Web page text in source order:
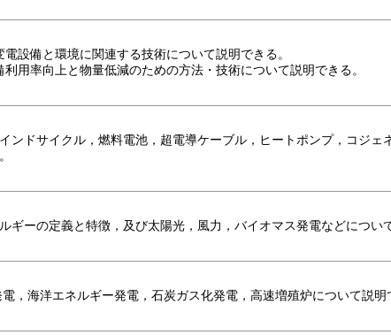
電設備と環境に関連する技術について説明できる。
利用率向上と物量低減のための方法・技術について説明できる。
ンドサイクル，燃料電池，超電導ケーブル，ヒートポンプ，コジ
ギーの定義と特徴，及び太陽光，風力，バイオマス発電などについ
，海洋エネルギー発電，石炭ガス化発電，高速増殖炉について説明